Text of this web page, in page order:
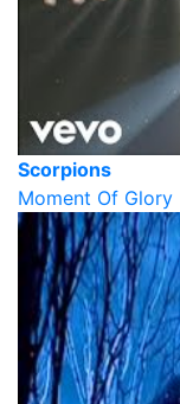
Scorpions
Moment Of Glory